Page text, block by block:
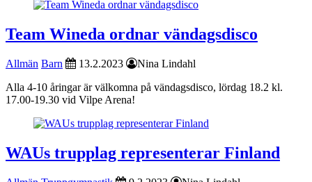
Team Wineda ordnar vändagsdisco
Allmän Barn 13.2.2023
Nina Lindahl
Alla 4-10 åringar är välkomna på vändagsdisco, lördag 18.2 kl.
17.00-19.30 vid Vilpe Arena!
WAUs trupplag representerar Finland